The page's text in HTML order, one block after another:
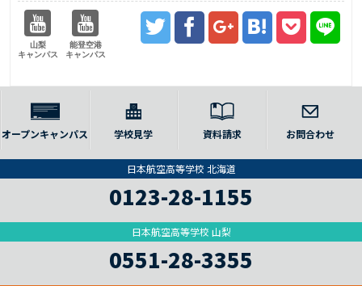
山梨
キャンパス
能登空港
キャンパス
オープンキャンパス 学校見学 資料請求 お問合わせ
日本航空高等学校 北海道
0123-28-1155
日本航空高等学校 山梨
0551-28-3355